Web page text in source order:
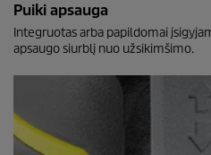
Puiki apsauga
Integruotas arba papildomai
apsaugo siurblį nuo užsikimšimo.